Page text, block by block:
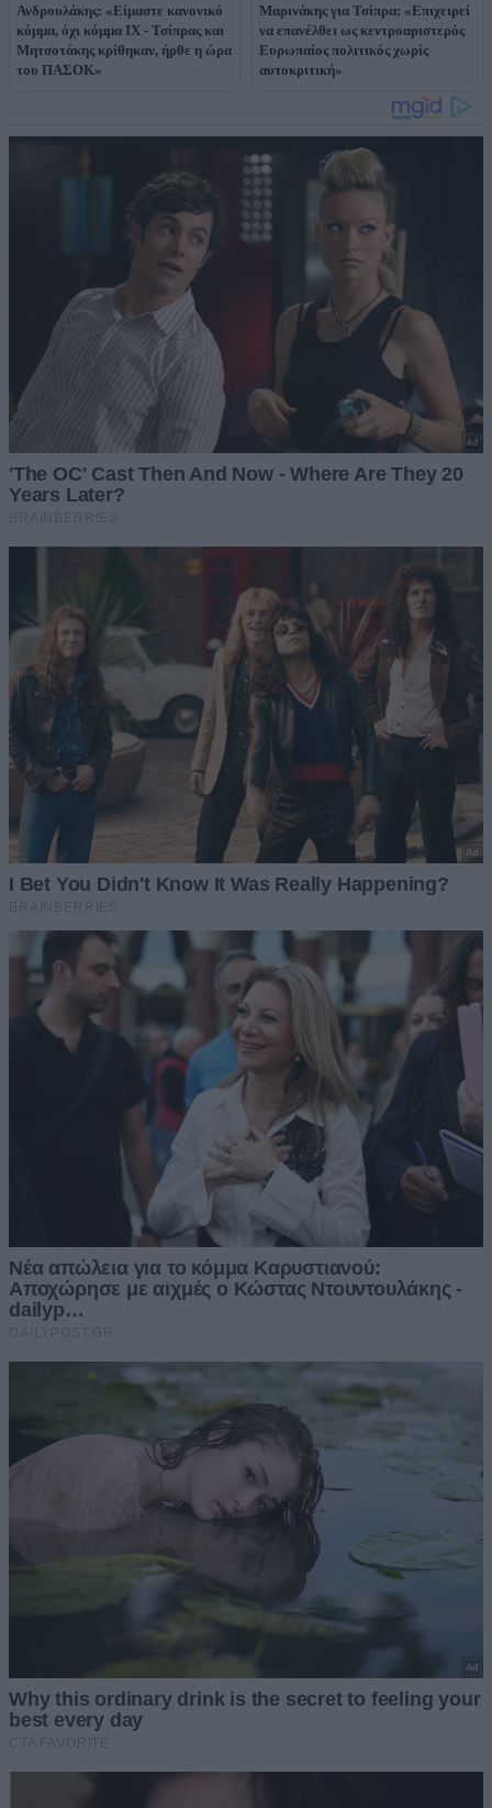
Ανδρουλάκης: «Είμαστε κανονικό
κόμμα, όχι κόμμα ΙΧ - Τσίπρας και
Μητσοτάκης κρίθηκαν, ήρθε η ώρα
του ΠΑΣΟΚ»
Μαρινάκης για Τσίπρα: «Επιχειρεί
να επανέλθει ως κεντροαριστερός
Ευρωπαίος πολιτικός χωρίς
αυτοκριτική»